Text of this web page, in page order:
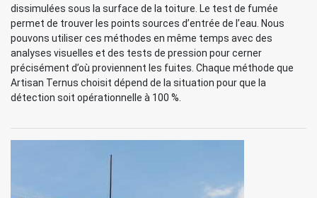
dissimulées sous la surface de la toiture. Le test de fumée
permet de trouver les points sources d’entrée de l’eau. Nous
pouvons utiliser ces méthodes en même temps avec des
analyses visuelles et des tests de pression pour cerner
précisément d’où proviennent les fuites. Chaque méthode que
Artisan Ternus choisit dépend de la situation pour que la
détection soit opérationnelle à 100 %.